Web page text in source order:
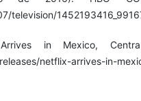
television/
in Mexico,
netflix-arrives-in-